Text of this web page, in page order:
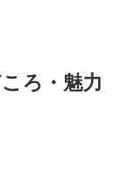
ろ・魅力